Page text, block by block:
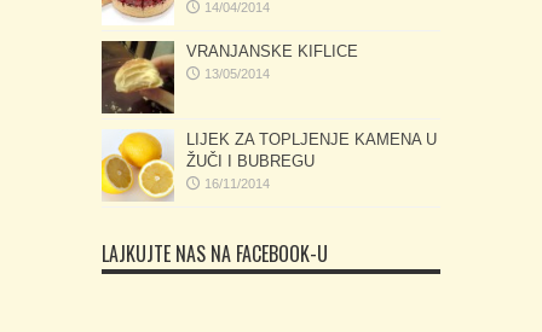
14/04/2014
VRANJANSKE KIFLICE
13/05/2014
LIJEK ZA TOPLJENJE KAMENA U
ŽUČI I BUBREGU
16/11/2014
LAJKUJTE NAS NA FACEBOOK-U